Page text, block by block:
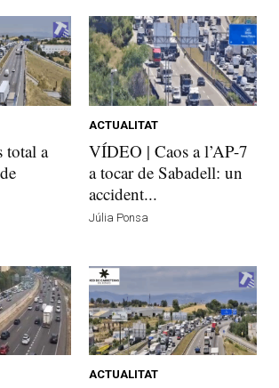
total a
ACTUALITAT
VÍDEO | Caos a l’AP-7
a tocar de Sabadell: un
accident...
Júlia Ponsa
ACTUALITAT